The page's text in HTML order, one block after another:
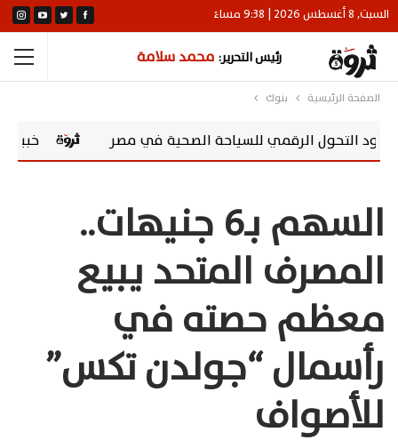
السبت, 8 أغسطس 2026 | 9:38 مساءً
رئيس التحرير: محمد سلامة
الصفحة الرئيسية بنوك
خبير اقتصادي
السهم بـ6 جنيهات..
المصرف المتحد يبيع
معظم حصته في
رأسمال “جولدن تكس”
للأصواف